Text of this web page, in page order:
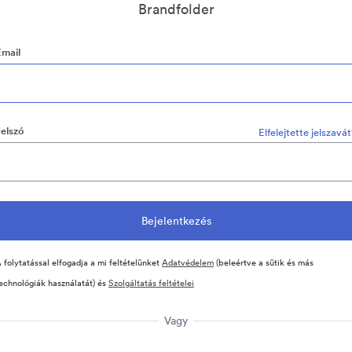
Brandfolder
Elfelejtette
folytatással elfogadja a mi feltételünketAdatvédelem(beleértve a sütik és más
használatát) ésSzolgáltatás feltételei
Vagy